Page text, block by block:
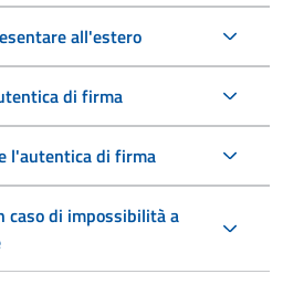
all'estero
di firma
l'autentica di firma
caso di impossibilità a